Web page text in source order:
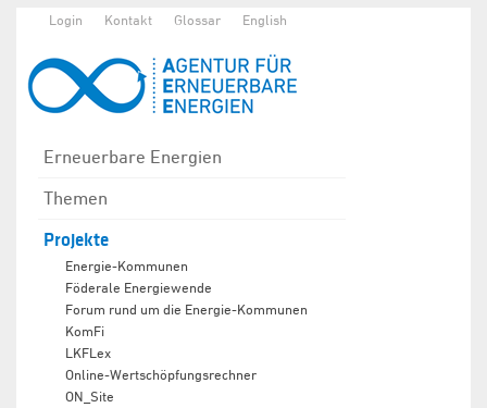
Login Kontakt Glossar English
Erneuerbare Energien
Themen
Projekte
Energie-Kommunen
Föderale Energiewende
Forum rund um die Energie-Kommunen
KomFi
LKFLex
Online-Wertschöpfungsrechner
ON_Site